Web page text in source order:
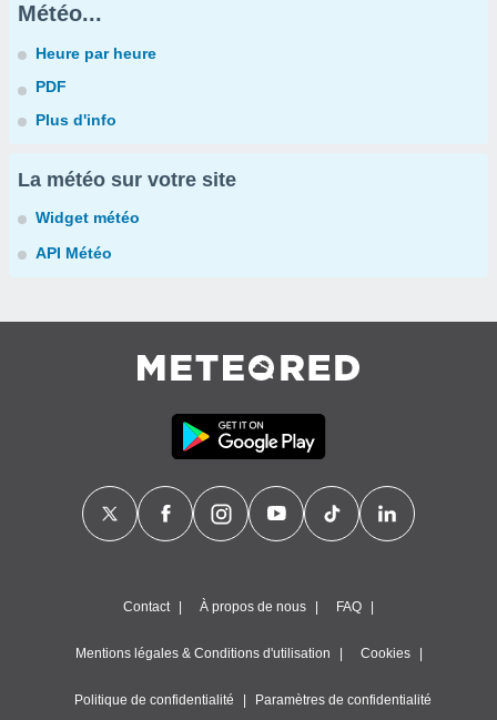
Météo...
Heure par heure
PDF
Plus d'info
La météo sur votre site
Widget météo
API Météo
Contact À propos de nous FAQ
Mentions légales & Conditions d'utilisation Cookies
Politique de confidentialité Paramètres de confidentialité